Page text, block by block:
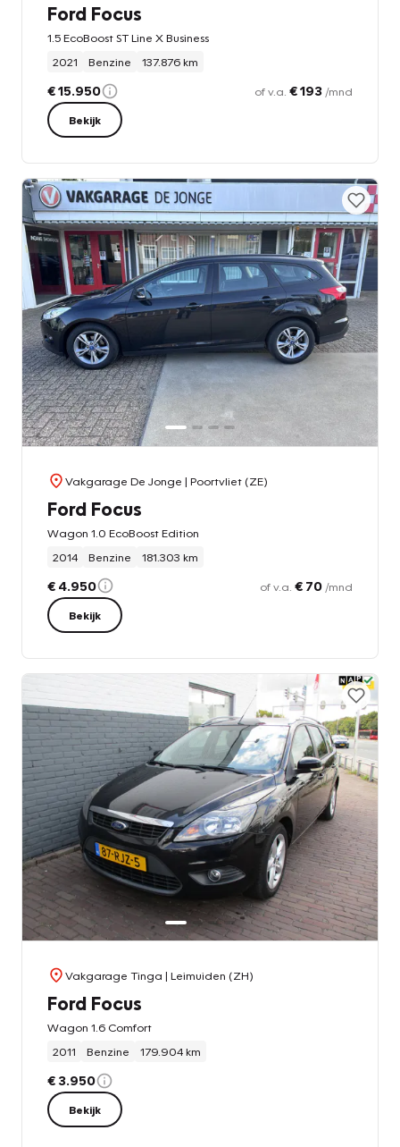
Ford Focus
1.5 EcoBoost ST Line X Business
2021
Benzine 137.876 km
€ 15.950 of v.a. € 193 /mnd
Bekijk
Vakgarage De Jonge | Poortvliet (ZE)
Ford Focus
Wagon 1.0 EcoBoost Edition
2014
Benzine 181.303 km
€ 4.950 of v.a. € 70 /mnd
Bekijk
Vakgarage Tinga | Leimuiden (ZH)
Ford Focus
Wagon 1.6 Comfort
2011
Benzine 179.904 km
€ 3.950
Bekijk